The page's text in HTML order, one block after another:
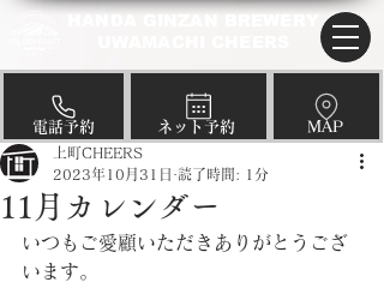
​電話予約 ​ネット予約 ​MAP
11月カレンダー
上町CHEERS
2023年10月31日
読了時間: 1分
いつもご愛顧いただきありがとうござ
います。